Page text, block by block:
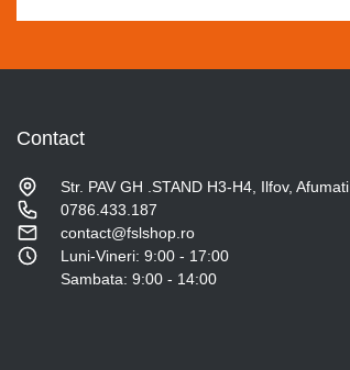
Contact
Str. PAV GH .STAND H3-H4, Ilfov, Afumati
0786.433.187
contact@fslshop.ro
Luni-Vineri: 9:00 - 17:00
Sambata: 9:00 - 14:00